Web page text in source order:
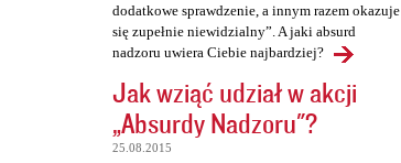
dodatkowe sprawdzenie, a innym razem okazuje
się zupełnie niewidzialny”. A jaki absurd
nadzoru uwiera Ciebie najbardziej?
Jak wziąć udział w akcji
„Absurdy Nadzoru"?
25.08.2015